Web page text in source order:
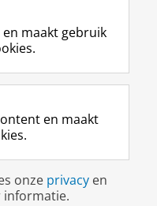
experts hun
kennis naar
inzichten.
maakt gebruik
en maakt
onze privacy en
informatie.